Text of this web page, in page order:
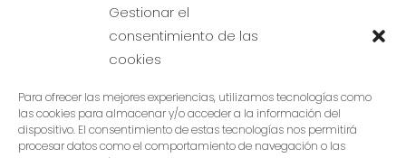
Gestionar el
consentimiento de las
cookies
Para ofrecer las mejores experiencias, utilizamos tecnologías como
las cookies para almacenar y/o acceder a la información del
dispositivo. El consentimiento de estas tecnologías nos permitirá
procesar datos como el comportamiento de navegación o las